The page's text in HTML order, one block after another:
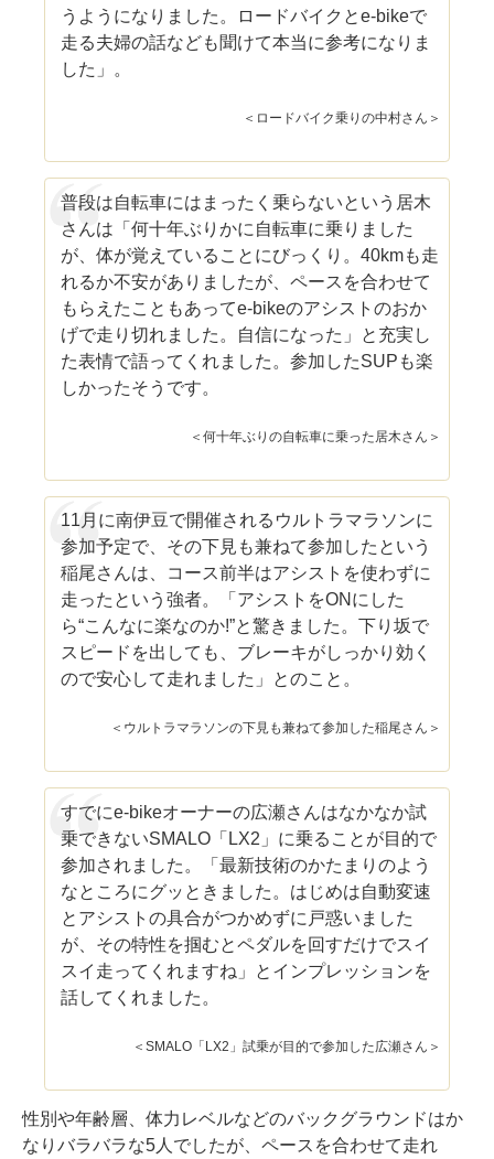
うようになりました。ロードバイクとe-bikeで
走る夫婦の話なども聞けて本当に参考になりま
した」。
＜ロードバイク乗りの中村さん＞
普段は自転車にはまったく乗らないという居木
さんは「何十年ぶりかに自転車に乗りました
が、体が覚えていることにびっくり。40kmも走
れるか不安がありましたが、ペースを合わせて
もらえたこともあってe-bikeのアシストのおか
げで走り切れました。自信になった」と充実し
た表情で語ってくれました。参加したSUPも楽
しかったそうです。
＜何十年ぶりの自転車に乗った居木さん＞
11月に南伊豆で開催されるウルトラマラソンに
参加予定で、その下見も兼ねて参加したという
稲尾さんは、コース前半はアシストを使わずに
走ったという強者。「アシストをONにした
ら“こんなに楽なのか!”と驚きました。下り坂で
スピードを出しても、ブレーキがしっかり効く
ので安心して走れました」とのこと。
＜ウルトラマラソンの下見も兼ねて参加した稲尾さん＞
すでにe-bikeオーナーの広瀬さんはなかなか試
乗できないSMALO「LX2」に乗ることが目的で
参加されました。「最新技術のかたまりのよう
なところにグッときました。はじめは自動変速
とアシストの具合がつかめずに戸惑いました
が、その特性を掴むとペダルを回すだけでスイ
スイ走ってくれますね」とインプレッションを
話してくれました。
＜SMALO「LX2」試乗が目的で参加した広瀬さん＞
性別や年齢層、体力レベルなどのバックグラウンドはか
なりバラバラな5人でしたが、ペースを合わせて走れ